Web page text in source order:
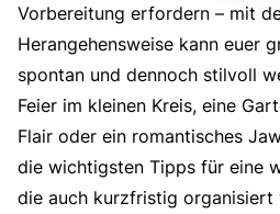
Eine Hochzeit muss nicht
Vorbereitung erfordern – mit
Herangehensweise kann euer
spontan und dennoch stilvoll
Feier im kleinen Kreis, eine
Flair oder ein romantisches
die wichtigsten Tipps für eine
die auch kurzfristig organisiert